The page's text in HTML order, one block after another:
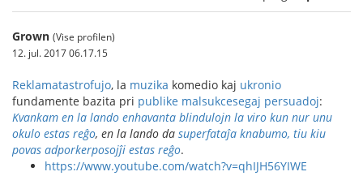
Grown (Vise profilen)
12. jul. 2017 06.17.15
Reklamatastrofujo, la muzika komedio kaj ukronio
fundamente bazita pri publike malsukcesegaj persuadoj:
Kvankam en la lando enhavanta blindulojn la viro kun nur unu
okulo estas reĝo, en la lando da superfataĵa knabumo, tiu kiu
povas adporkerposojĵi estas reĝo.
https://www.youtube.com/watch?v=qhIJH56YIWE